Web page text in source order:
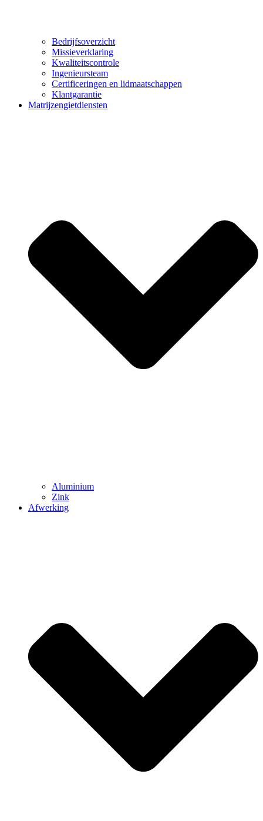
Bedrijfsoverzicht
Missieverklaring
Kwaliteitscontrole
Ingenieursteam
Certificeringen en lidmaatschappen
Klantgarantie
Matrijzengietdiensten
Aluminium
Zink
Afwerking